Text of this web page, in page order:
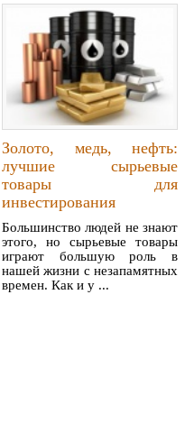
Золото, медь, нефть:
лучшие сырьевые
товары для
инвестирования
Большинство людей не знают
этого, но сырьевые товары
играют большую роль в
нашей жизни с незапамятных
времен. Как и у ...